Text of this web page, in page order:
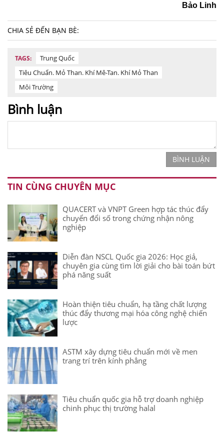
Bảo Linh
CHIA SẺ ĐẾN BẠN BÈ:
TAGS:
Trung Quốc
Tiêu Chuẩn. Mỏ Than. Khí Mê-Tan. Khí Mỏ Than
Môi Trường
Bình luận
BÌNH LUẬN
TIN CÙNG CHUYÊN MỤC
QUACERT và VNPT Green hợp tác thúc đẩy
chuyển đổi số trong chứng nhận nông
nghiệp
Diễn đàn NSCL Quốc gia 2026: Học giả,
chuyên gia cùng tìm lời giải cho bài toán bứt
phá năng suất
Hoàn thiện tiêu chuẩn, hạ tầng chất lượng
thúc đẩy thương mại hóa công nghệ chiến
lược
ASTM xây dựng tiêu chuẩn mới về men
trang trí trên kính phẳng
Tiêu chuẩn quốc gia hỗ trợ doanh nghiệp
chinh phục thị trường halal